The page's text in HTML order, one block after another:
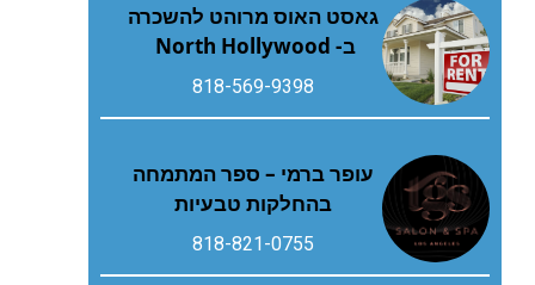
גאסט האוס מרוהט להשכרה
ב- North Hollywood
818-569-9398
עופר ברמי – ספר המתמחה
בהחלקות טבעיות
818-821-0755